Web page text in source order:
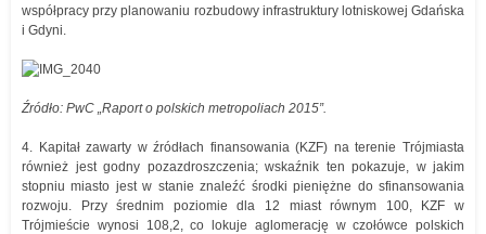
współpracy przy planowaniu rozbudowy infrastruktury lotniskowej Gdańska
i Gdyni.
Źródło: PwC „Raport o polskich metropoliach 2015”.
4. Kapitał zawarty w źródłach finansowania (KZF) na terenie Trójmiasta
również jest godny pozazdroszczenia; wskaźnik ten pokazuje, w jakim
stopniu miasto jest w stanie znaleźć środki pieniężne do sfinansowania
rozwoju. Przy średnim poziomie dla 12 miast równym 100, KZF w
Trójmieście wynosi 108,2, co lokuje aglomerację w czołówce polskich